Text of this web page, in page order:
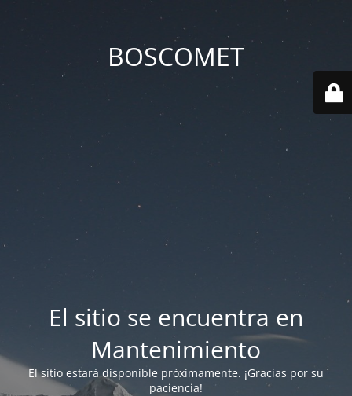
BOSCOMET
El sitio se encuentra en
Mantenimiento
El sitio estará disponible próximamente. ¡Gracias por su
paciencia!